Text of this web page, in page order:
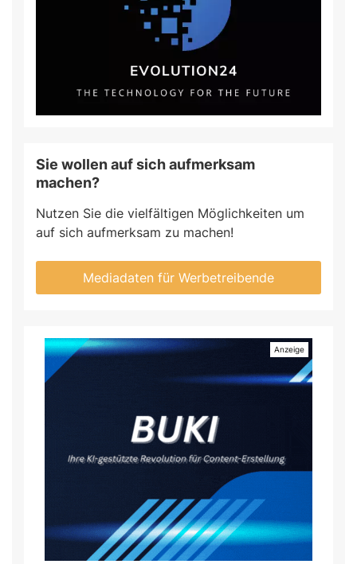
Sie wollen auf sich aufmerksam
machen?
Nutzen Sie die vielfältigen Möglichkeiten um
auf sich aufmerksam zu machen!
Mediadaten für Werbetreibende